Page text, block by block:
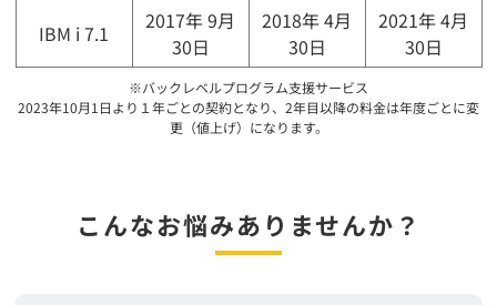
IBM i 7.1
2017年 9月
30日
2018年 4月
30日
2021年 4月
30日
※バックレベルプログラム支援サービス
2023年10月1日より１年ごとの契約となり、2年目以降の料金は年度ごとに変
更（値上げ）になります。
こんなお悩みありませんか？